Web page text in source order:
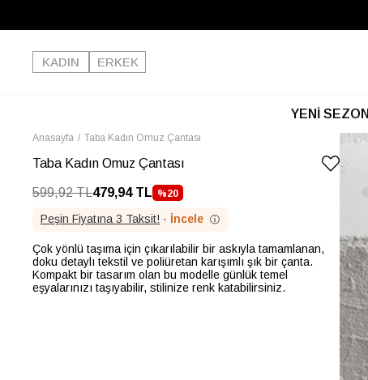
KADIN
ERKEK
YENİ SEZON
Anasayfa Taba Kadın Omuz Çantası
Taba Kadın Omuz Çantası
599,92 TL479,94 TL %20
İNDIRIM
Peşin Fiyatına 3 Taksit! · İncele ⓘ
Çok yönlü taşıma için çıkarılabilir bir askıyla tamamlanan,
doku detaylı tekstil ve poliüretan karışımlı şık bir çanta.
Kompakt bir tasarım olan bu modelle günlük temel
eşyalarınızı taşıyabilir, stilinize renk katabilirsiniz.